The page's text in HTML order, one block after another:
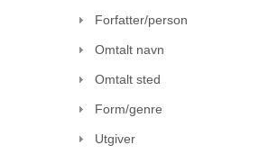
Forfatter/person
Omtalt navn
Omtalt sted
Form/genre
Utgiver